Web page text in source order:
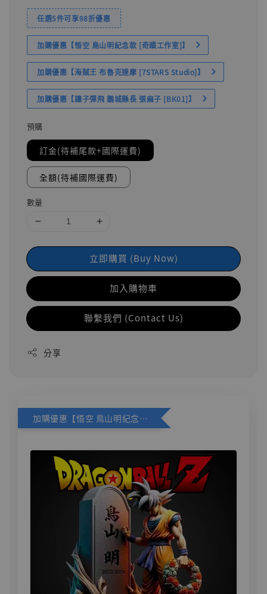
任選5件可享98折優惠
加購優惠【悟空 鳥山明紀念款 [奇蹟工作室]】
加購優惠【海賊王 布魯克達摩 [7STARS Studio]】
加購優惠【讓子彈飛 鵝城縣長 張麻子 [BK01]】
預購
訂金(待補尾款+國際運費)
全額(待補國際運費)
數量
立即購買 (Buy Now)
加入購物車
聯繫我們 (Contact Us)
分享
加購優惠【悟空 鳥山明紀念款 [奇蹟工作室]】